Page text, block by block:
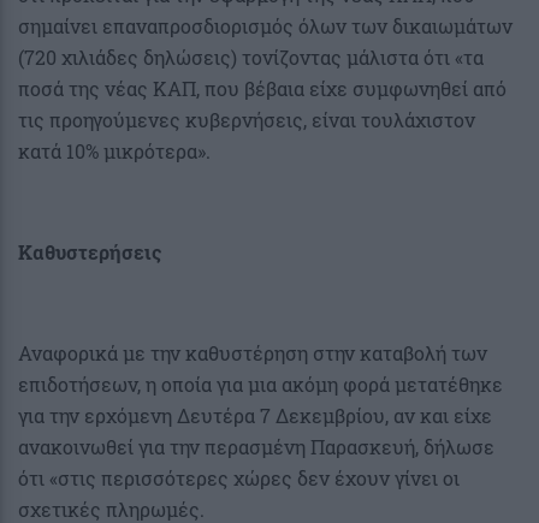
σημαίνει επαναπροσδιορισμός όλων των δικαιωμάτων
(720 χιλιάδες δηλώσεις) τονίζοντας μάλιστα ότι «τα
ποσά της νέας ΚΑΠ, που βέβαια είχε συμφωνηθεί από
τις προηγούμενες κυβερνήσεις, είναι τουλάχιστον
κατά 10% μικρότερα».
Καθυστερήσεις
Αναφορικά με την καθυστέρηση στην καταβολή των
επιδοτήσεων, η οποία για μια ακόμη φορά μετατέθηκε
για την ερχόμενη Δευτέρα 7 Δεκεμβρίου, αν και είχε
ανακοινωθεί για την περασμένη Παρασκευή, δήλωσε
ότι «στις περισσότερες χώρες δεν έχουν γίνει οι
σχετικές πληρωμές.